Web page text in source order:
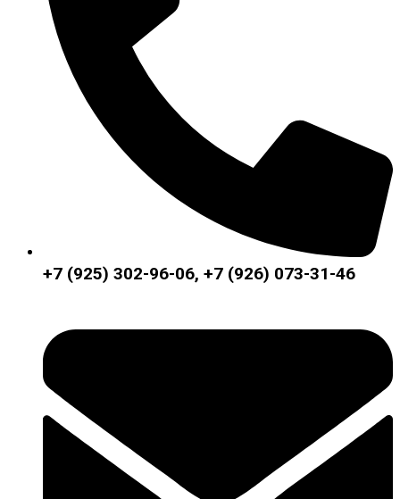
+7 (925) 302-96-06, +7 (926) 073-31-46